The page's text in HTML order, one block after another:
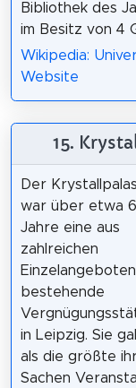
Bibliothek des
im Besitz von 4
Wikipedia:
Website
15.
Der
war über etwa
Jahre eine aus
zahlreichen
Einzelangeboten
bestehende
in Leipzig. Sie
als die größte
Sachen